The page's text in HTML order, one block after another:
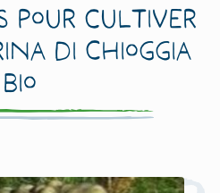
pour cultiver
di Chioggia
Bio